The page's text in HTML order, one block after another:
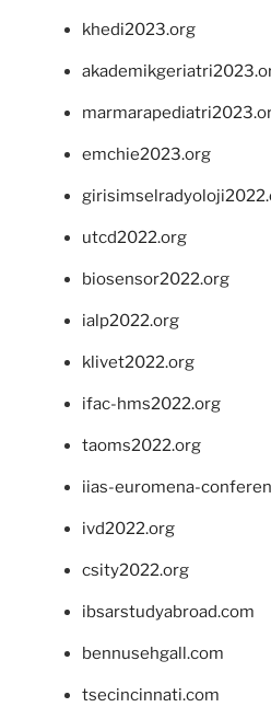
khedi2023.org
emchie2023.org
utcd2022.org
biosensor2022.org
ialp2022.org
klivet2022.org
ifac-hms2022.org
taoms2022.org
iias-euromena-
ivd2022.org
csity2022.org
ibsarstudyabroad.com
bennusehgall.com
tsecincinnati.com